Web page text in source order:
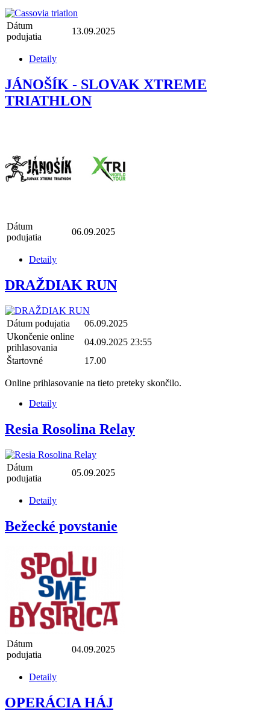
Dátum
podujatia
13.09.2025
Detaily
JÁNOŠÍK - SLOVAK XTREME
TRIATHLON
Dátum
podujatia
06.09.2025
Detaily
DRAŽDIAK RUN
Dátum podujatia
06.09.2025
Ukončenie online
prihlasovania
04.09.2025 23:55
Štartovné
17.00
Online prihlasovanie na tieto preteky skončilo.
Detaily
Resia Rosolina Relay
Dátum
podujatia
05.09.2025
Detaily
Bežecké povstanie
Dátum
podujatia
04.09.2025
Detaily
OPERÁCIA HÁJ